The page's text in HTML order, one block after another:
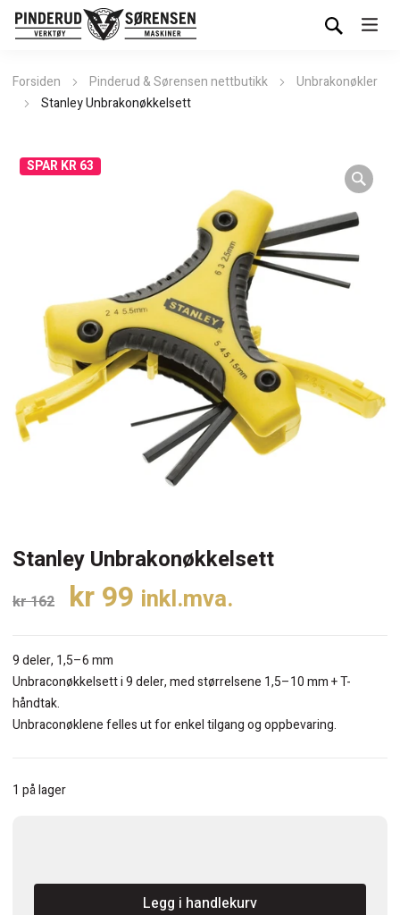
Forsiden Pinderud & Sørensen nettbutikk
Unbrakonøkler
Stanley Unbrakonøkkelsett
SPAR KR 63
Stanley Unbrakonøkkelsett
kr162 Opprinnelig
var:
kr 162.
kr99 Nåværende
kr 99.
inkl.mva.
9 deler, 1,5–6 mm
Unbraconøkkelsett i 9 deler, med størrelsene 1,5–10 mm + T-
håndtak.
Unbraconøklene felles ut for enkel tilgang og oppbevaring.
1 på lager
antall
Legg i handlekurv